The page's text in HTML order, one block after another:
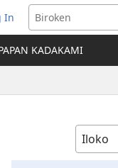
In
KADAKAMI